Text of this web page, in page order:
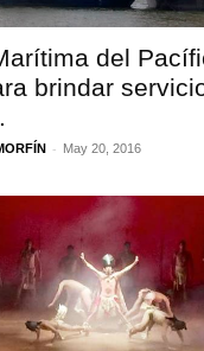
del
brindar
- May 20, 2016